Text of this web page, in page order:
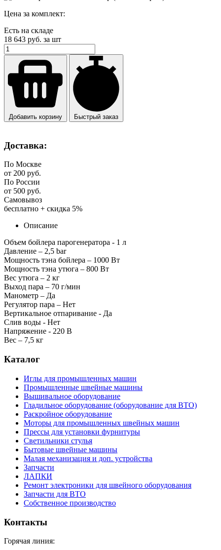
Цена за комплект:
Есть на складе
18 643 руб. за шт
Добавить корзину Быстрый заказ
Доставка:
По Москве
от 200 руб.
По России
от 500 руб.
Самовывоз
бесплатно + скидка 5%
Описание
Объем бойлера парогенератора - 1 л
Давление – 2,5 bar
Мощность тэна бойлера – 1000 Вт
Мощность тэна утюга – 800 Вт
Вес утюга – 2 кг
Выход пара – 70 г/мин
Манометр – Да
Регулятор пара – Нет
Вертикальное отпаривание - Да
Слив воды - Нет
Напряжение - 220 В
Вес – 7,5 кг
Каталог
Иглы для промышленных машин
Промышленные швейные машины
Вышивальное оборудование
Гладильное оборудование (оборудование для ВТО)
Раскройное оборудование
Моторы для промышленных швейных машин
Прессы для установки фурнитуры
Светильники стулья
Бытовые швейные машины
Малая механизация и доп. устройства
Запчасти
ЛАПКИ
Ремонт электроники для швейного оборудования
Запчасти для ВТО
Собственное производство
Контакты
Горячая линия: